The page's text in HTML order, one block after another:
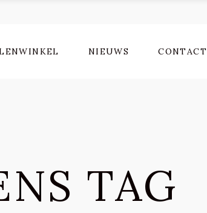
NIEUWS CONTACT
TAG